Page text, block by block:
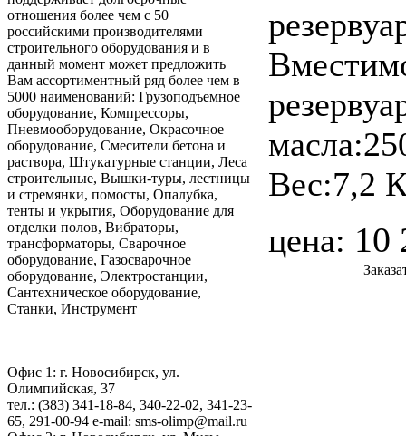
отношения более чем с 50
российскими производителями
строительного оборудования и в
данный момент может предложить
Вам ассортиментный ряд более чем в
5000 наименований: Грузоподъемное
оборудование, Компрессоры,
Пневмооборудование, Окрасочное
оборудование, Смесители бетона и
раствора, Штукатурные станции, Леса
строительные, Вышки-туры, лестницы
и стремянки, помосты, Опалубка,
тенты и укрытия, Оборудование для
отделки полов, Вибраторы,
трансформаторы, Сварочное
оборудование, Газосварочное
оборудование, Электростанции,
Сантехническое оборудование,
Станки, Инструмент
Офис 1: г. Новосибирск, ул.
Олимпийская, 37
тел.: (383) 341-18-84, 340-22-02, 341-23-
65, 291-00-94 е-mail: sms-olimp@mail.ru
Вес:7,2
цена: 10